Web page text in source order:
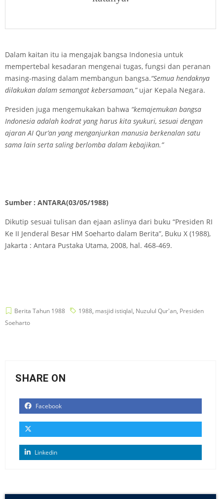
Dalam kaitan itu ia mengajak bangsa Indonesia untuk
mempertebal kesadaran mengenai tugas, fungsi dan peranan
masing-masing dalam membangun bangsa.“Semua hendaknya
dilakukan dalam semangat kebersamaan,”ujar Kepala Negara.
Presiden juga mengemukakan bahwa “kemajemukan bangsa
Indonesia adalah kodrat yang harus kita syukuri, sesuai dengan
ajaran AI Qur’an yang menganjurkan manusia berkenalan satu
sama lain serta saling berlomba dalam kebajikan.”
Sumber : ANTARA(03/05/1988)
Dikutip sesuai tulisan dan ejaan aslinya dari buku “Presiden RI
Ke II Jenderal Besar HM Soeharto dalam Berita”, Buku X (1988),
Jakarta : Antara Pustaka Utama, 2008, hal. 468-469.
Berita Tahun 1988 1988, masjid istiqlal, Nuzulul Qur'an, Presiden
Soeharto
SHARE ON
Facebook
Linkedin